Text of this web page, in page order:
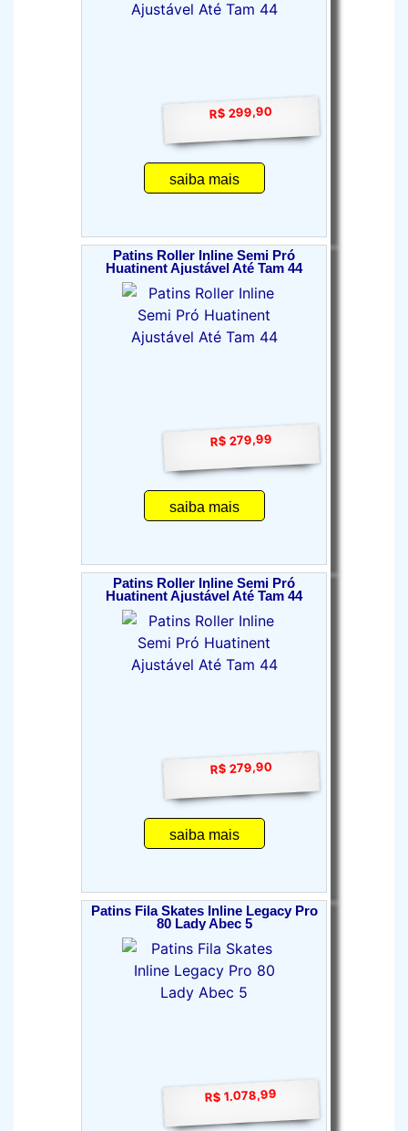
R$ 299,90
saiba mais
Patins Roller Inline Semi Pró
Huatinent Ajustável Até Tam 44
R$ 279,99
saiba mais
Patins Roller Inline Semi Pró
Huatinent Ajustável Até Tam 44
R$ 279,90
saiba mais
Patins Fila Skates Inline Legacy Pro
80 Lady Abec 5
R$ 1.078,99